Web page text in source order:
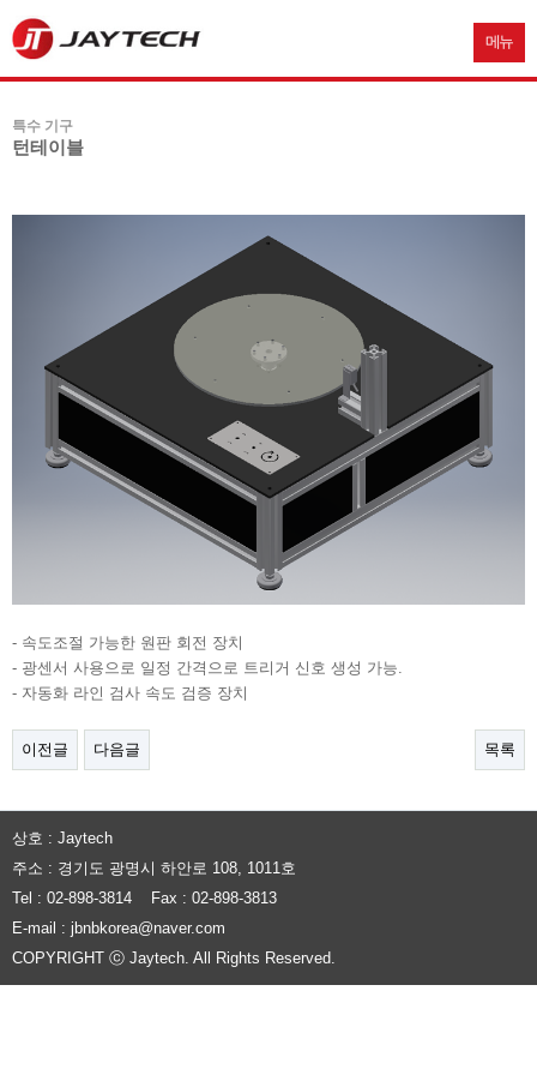
메뉴
특수 기구
턴테이블
본문
- 속도조절 가능한 원판 회전 장치
- 광센서 사용으로 일정 간격으로 트리거 신호 생성 가능.
- 자동화 라인 검사 속도 검증 장치
이전글 다음글 목록
상호 : Jaytech
주소 : 경기도 광명시 하안로 108, 1011호
Tel : 02-898-3814 Fax : 02-898-3813
E-mail : jbnbkorea@naver.com
COPYRIGHT ⓒ Jaytech. All Rights Reserved.